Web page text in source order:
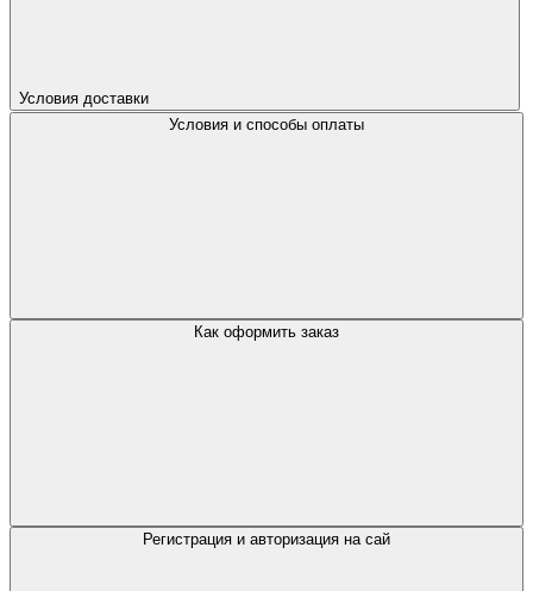
Условия доставки
Условия и способы оплаты
Как оформить заказ
Регистрация и авторизация на сай